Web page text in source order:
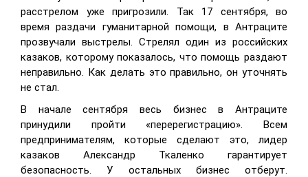
расстрелом уже пригрозили. Так 17 сентября, во
время раздачи гуманитарной помощи, в Антраците
прозвучали выстрелы. Стрелял один из российских
казаков, которому показалось, что помощь раздают
неправильно. Как делать это правильно, он уточнять
не стал.
В начале сентября весь бизнес в Антраците
принудили пройти «перерегистрацию». Всем
предпринимателям, которые сделают это, лидер
казаков Александр Ткаленко гарантирует
безопасность. У остальных бизнес отберут.